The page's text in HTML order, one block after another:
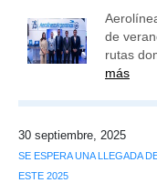
de
rutas
más
30 septiembre, 2025
SE ESPERA UNA LLEGADA
ESTE 2025